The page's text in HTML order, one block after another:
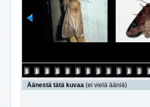
Äänestä tätä kuvaa (ei vielä ääniä)